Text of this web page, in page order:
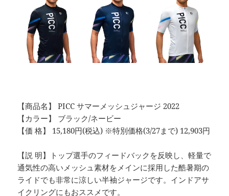
【商品名】 PICC サマーメッシュジャージ 2022
【カラー】 ブラック/ネービー
【価 格】 15,180円(税込) ※特別価格(3/27まで) 12,903円
【説 明】トップ選手のフィードバックを反映し、軽量で
通気性の高いメッシュ素材をメインに採用した酷暑期の
ライドでも非常に涼しい半袖ジャージです。インドアサ
イクリングにもおススメです。